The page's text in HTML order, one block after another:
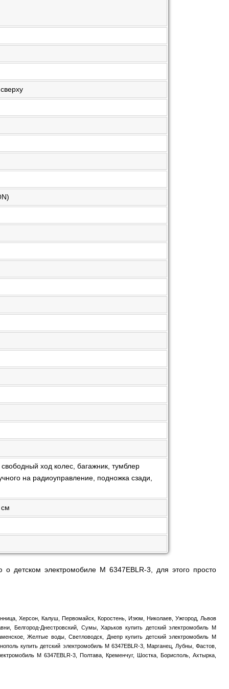
ход колес, багажник, тумблер
на радиоуправление, подножка сзади,
см
детском электромобиле M 6347EBLR-3, для этого просто
Херсон, Калуш, Первомайск, Коростень, Изюм, Николаев, Ужгород, Львов
Белгород-Днестровский, Сумы, Харьков купить детский электромобиль M
Желтые воды, Светловодск, Днепр купить детский электромобиль M
купить детский электромобиль M 6347EBLR-3, Марганец, Лубны, Фастов,
M 6347EBLR-3, Полтава, Кременчуг, Шостка, Борисполь, Ахтырка,